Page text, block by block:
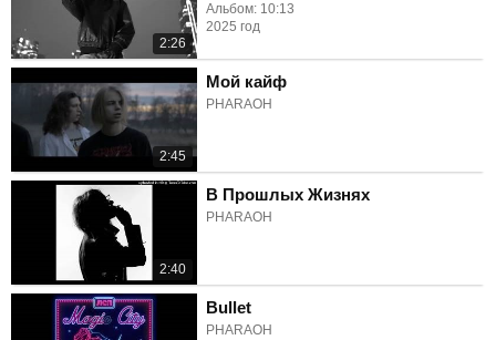
2:26
Альбом: 10:13
2025 год
2:45
Мой кайф
PHARAOH
2:40
В Прошлых Жизнях
PHARAOH
Bullet
PHARAOH